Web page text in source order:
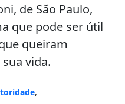
de São Paulo,
que pode ser útil
queiram
vida.
,